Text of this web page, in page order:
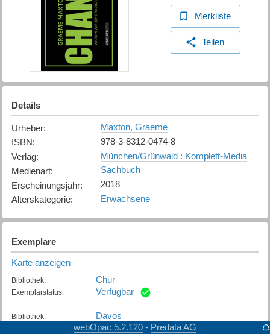
Merkliste
Teilen
Details
Urheber:
Maxton, Graeme
ISBN:
978-3-8312-0474-8
Verlag:
München/Grünwald : Komplett-Media
Medienart:
Sachbuch
Erscheinungsjahr:
2018
Alterskategorie: Erwachsene
Exemplare
Karte anzeigen
Bibliothek: Chur
Exemplarstatus: Verfügbar
Bibliothek: Davos
Verfügbar
webOpac 5.2.120 - Predata AG